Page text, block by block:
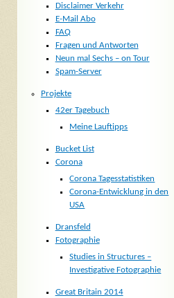
Disclaimer Verkehr
E-Mail Abo
FAQ
Fragen und Antworten
Neun mal Sechs – on Tour
Spam-Server
Projekte
42er Tagebuch
Meine Lauftipps
Bucket List
Corona
Corona Tagesstatistiken
Corona-Entwicklung in den
USA
Dransfeld
Fotographie
Studies in Structures –
Investigative Fotographie
Great Britain 2014